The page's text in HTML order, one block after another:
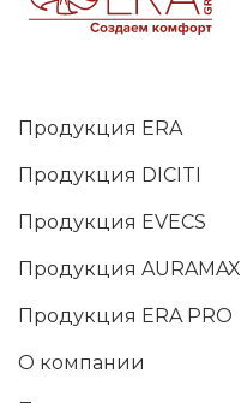
Продукция ERA
Продукция DICITI
Продукция EVECS
Продукция AURAMAX
Продукция ERA PRO
О компании